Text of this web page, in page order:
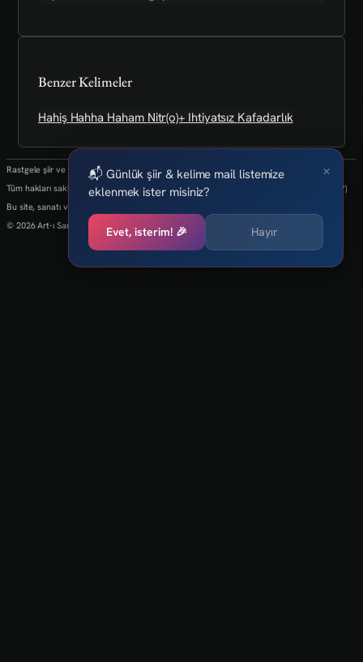
Benzer Kelimeler
Hahiş Hahha Haham Nitr(o)+ Ihtiyatsız Kafadarlık
Rastgele şiir ve kelimeler her 24 saatte bir yenilenmektedir.
Tüm hakları saklıdır.(biz kaybettik bulan varsa info@art-isanat.com.tr'ye mail atabilir mi?)
Bu site, sanatı ve yaratıcılığı dijital dünyaya taşıma arzusu ile kurulmuştur.
© 2026 Art-ı Sanat
×
📬 Günlük şiir & kelime mail listemize
eklenmek ister misiniz?
Evet, isterim! 🎉 Hayır